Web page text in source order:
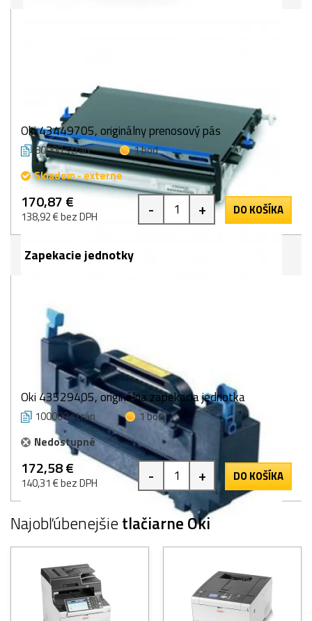
Oki 43449705, originálny prenosový pás
80000 strán
1 bod
Skladom - externe
170,87 €
138,92 € bez DPH - + DO KOŠÍKA
Zapekacie jednotky
Oki 43529405, originálna zapekacia jednotka
100000 strán
1 bod
Nedostupné
172,58 €
140,31 € bez DPH - + DO KOŠÍKA
Najobľúbenejšietlačiarne Oki